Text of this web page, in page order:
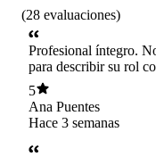
(28 evaluaciones)
Profesional íntegro.
para describir su rol
5
Ana Puentes
Hace 3 semanas